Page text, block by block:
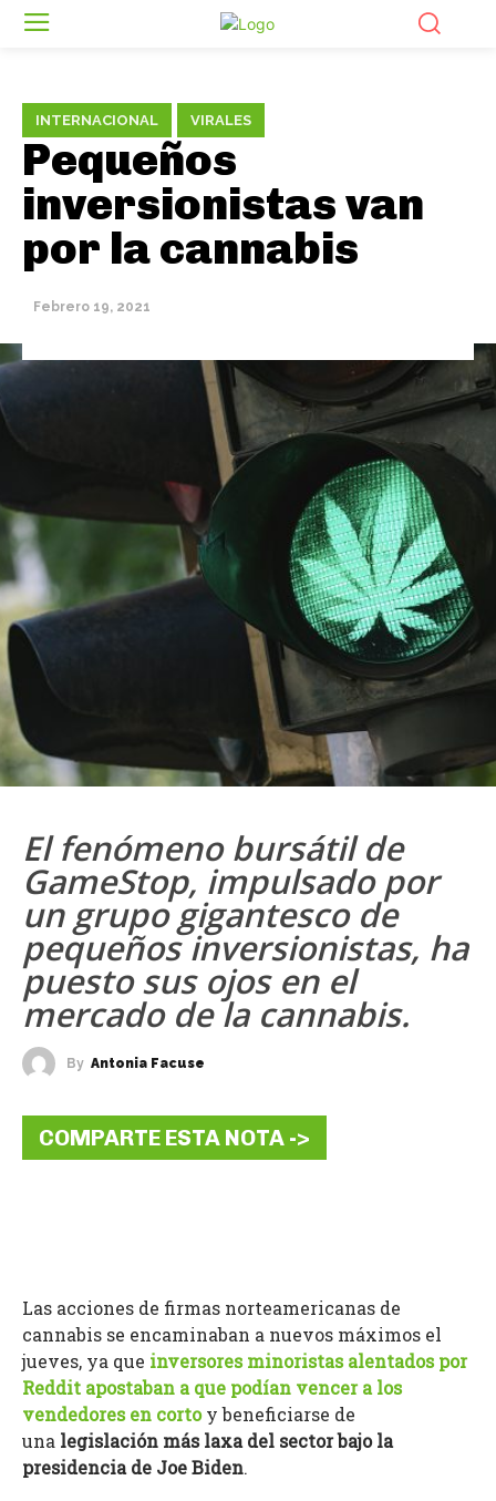
INTERNACIONAL VIRALES
Pequeños
inversionistas van
por la cannabis
Febrero 19, 2021
El fenómeno bursátil de
GameStop, impulsado por
un grupo gigantesco de
pequeños inversionistas, ha
puesto sus ojos en el
mercado de la cannabis.
By Antonia Facuse
COMPARTE ESTA NOTA ->
Las acciones de firmas norteamericanas de
cannabis se encaminaban a nuevos máximos el
jueves, ya que inversores minoristas alentados por
Reddit apostaban a que podían vencer a los
vendedores en cortoy beneficiarse de
una legislación más laxa del sector bajo la
presidencia de Joe Biden.